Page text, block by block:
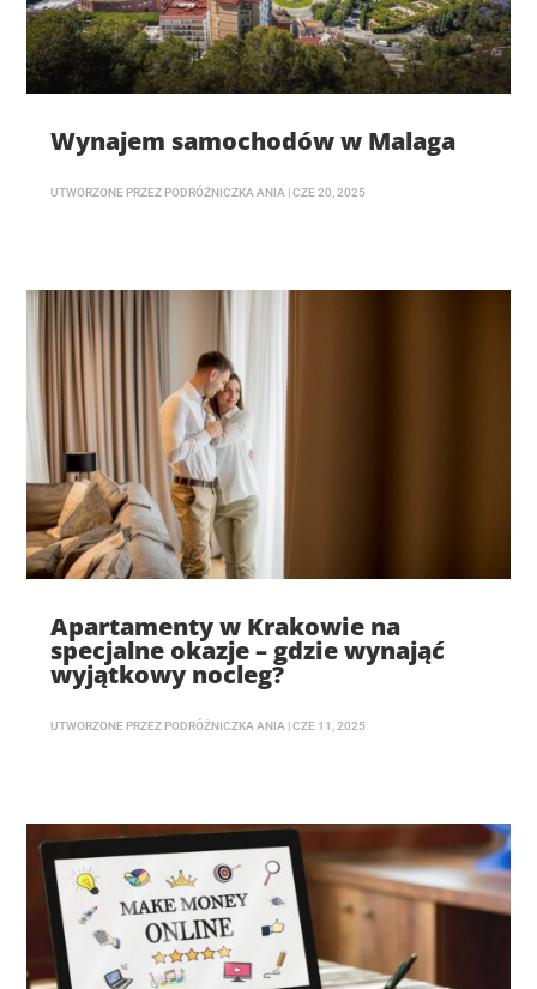
Wynajem samochodów w Malaga
UTWORZONE PRZEZ PODRÓŻNICZKA ANIA |CZE 20, 2025
Apartamenty w Krakowie na
specjalne okazje – gdzie wynająć
wyjątkowy nocleg?
UTWORZONE PRZEZ PODRÓŻNICZKA ANIA |CZE 11, 2025